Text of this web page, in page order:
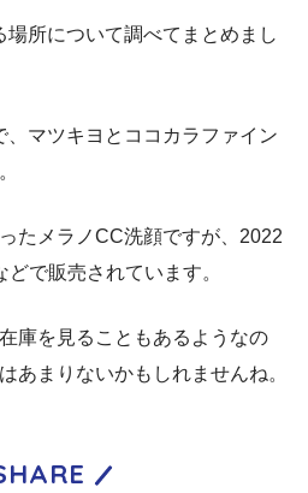
場所について調べてまとめまし
、マツキヨとココカラファイン
たメラノCC洗顔ですが、2022
で販売されています。
庫を見ることもあるようなの
あまりないかもしれませんね。